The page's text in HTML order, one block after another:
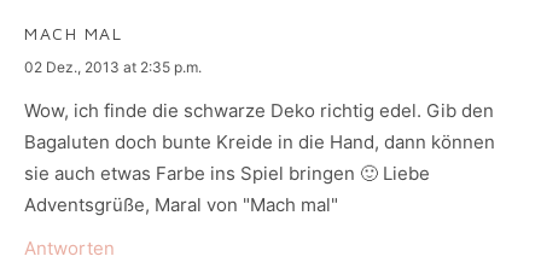
MACH MAL
says:
02 Dez., 2013 at 2:35 p.m.
Wow, ich finde die schwarze Deko richtig edel. Gib den
Bagaluten doch bunte Kreide in die Hand, dann können
sie auch etwas Farbe ins Spiel bringen 🙂 Liebe
Adventsgrüße, Maral von "Mach mal"
Antworten